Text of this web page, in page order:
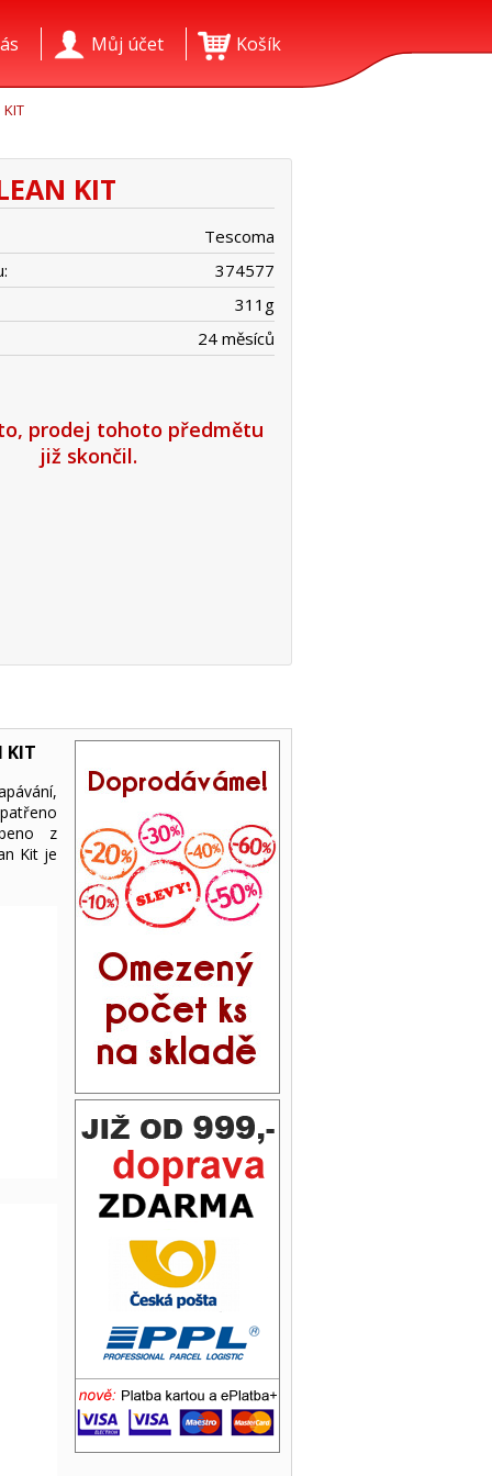
Košík
Můj účet
KIT
Tescoma
374577
311 g
24 měsíců
prodej tohoto předmětu
již skončil.
KIT
z
Kit je